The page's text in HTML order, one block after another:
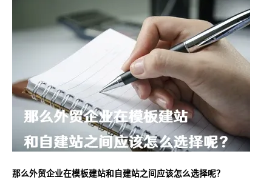
那么外贸企业在模板建站和自建站之间应该怎么选择呢？